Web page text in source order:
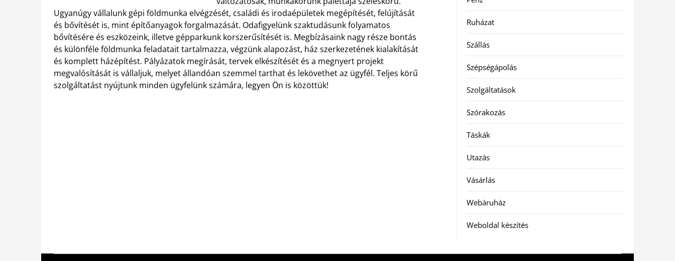
Ugyanúgy vállalunk gépi földmunka elvégzését, családi és irodaépületek megépítését, felújítását
és bővítését is, mint építőanyagok forgalmazását. Odafigyelünk szaktudásunk folyamatos
bővítésére és eszközeink, illetve gépparkunk korszerűsítését is. Megbízásaink nagy része bontás
és különféle földmunka feladatait tartalmazza, végzünk alapozást, ház szerkezetének kialakítását
és komplett házépítést. Pályázatok megírását, tervek elkészítését és a megnyert projekt
megvalósítását is vállaljuk, melyet állandóan szemmel tarthat és lekövethet az ügyfél. Teljes körű
szolgáltatást nyújtunk minden ügyfelünk számára, legyen Ön is közöttük!
Ruházat
Szállás
Szépségápolás
Szolgáltatások
Szórakozás
Táskák
Utazás
Vásárlás
Webáruház
Weboldal készítés